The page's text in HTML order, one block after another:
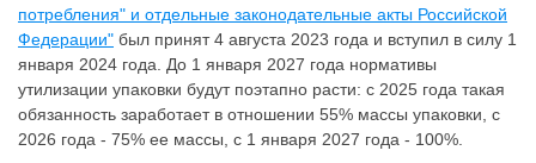
потребления" и отдельные законодательные акты Российской
Федерации" был принят 4 августа 2023 года и вступил в силу 1
января 2024 года. До 1 января 2027 года нормативы
утилизации упаковки будут поэтапно расти: с 2025 года такая
обязанность заработает в отношении 55% массы упаковки, с
2026 года - 75% ее массы, с 1 января 2027 года - 100%.